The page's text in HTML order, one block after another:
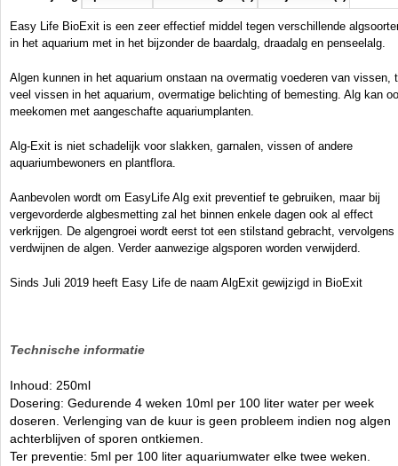
Product ID:8718347330323
3.685 7.01 7.01 Available from:Aquariumonderdelen.nl 2026-08-25 10New
Easy Life BioExit is een zeer effectief middel tegen verschillende
in het aquarium met in het bijzonder de baardalg, draadalg en penseelalg.
Algen kunnen in het aquarium onstaan na overmatig voederen van vissen,
veel vissen in het aquarium, overmatige belichting of bemesting. Alg kan
meekomen met aangeschafte aquariumplanten.
Alg-Exit is niet schadelijk voor slakken, garnalen, vissen of andere
aquariumbewoners en plantflora.
Aanbevolen wordt om EasyLife Alg exit preventief te gebruiken, maar bij
vergevorderde algbesmetting zal het binnen enkele dagen ook al effect
verkrijgen. De algengroei wordt eerst tot een stilstand gebracht, vervolgens
verdwijnen de algen. Verder aanwezige algsporen worden verwijderd.
Sinds Juli 2019 heeft Easy Life de naam AlgExit gewijzigd in BioExit
Technische informatie
Inhoud: 250ml
Dosering: Gedurende 4 weken 10ml per 100 liter water per week
doseren. Verlenging van de kuur is geen probleem indien nog algen
achterblijven of sporen ontkiemen.
Ter preventie: 5ml per 100 liter aquariumwater elke twee weken.